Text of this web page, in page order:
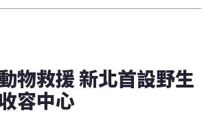
物救援 新北首設野生
容中心